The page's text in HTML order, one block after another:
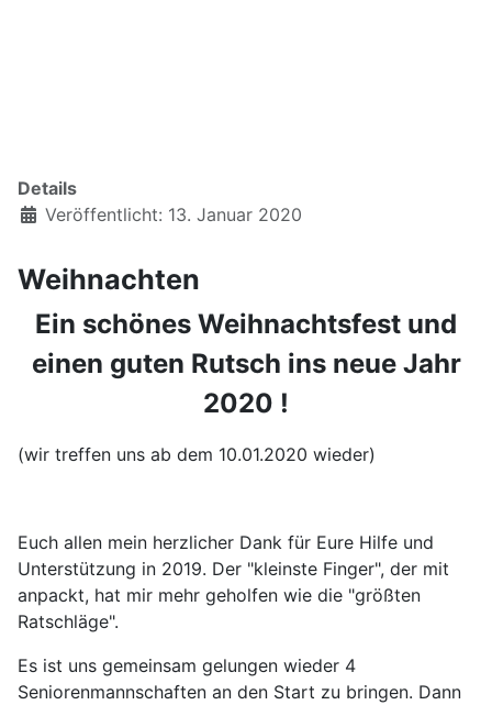
Details
Veröffentlicht: 13. Januar 2020
Weihnachten
Ein schönes Weihnachtsfest und
einen guten Rutsch ins neue Jahr
2020 !
(wir treffen uns ab dem 10.01.2020 wieder)
Euch allen mein herzlicher Dank für Eure Hilfe und
Unterstützung in 2019. Der "kleinste Finger", der mit
anpackt, hat mir mehr geholfen wie die "größten
Ratschläge".
Es ist uns gemeinsam gelungen wieder 4
Seniorenmannschaften an den Start zu bringen. Dann